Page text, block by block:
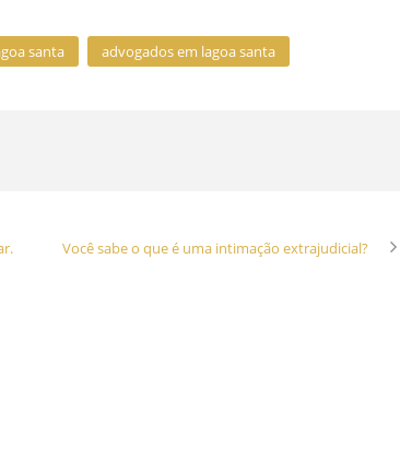
santa advogados em lagoa santa
Você sabe o que é uma intimação extrajudicial?